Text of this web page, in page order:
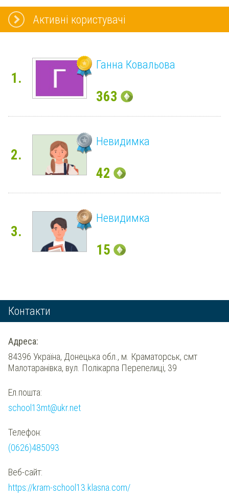
Активні користувачі
1.
Ганна Ковальова
363
2.
Невидимка
42
3.
Невидимка
15
Контакти
Адреса:
84396 Україна, Донецька обл., м. Краматорськ, смт
Малотаранівка, вул. Полікарпа Перепелиці, 39
Ел.пошта:
school13mt@ukr.net
Телефон:
(0626)485093
Веб-сайт:
https://kram-school13.klasna.com/